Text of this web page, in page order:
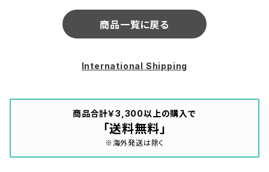
商品一覧に戻る
International Shipping
商品合計￥3,300以上の購入で
「送料無料」
※海外発送は除く